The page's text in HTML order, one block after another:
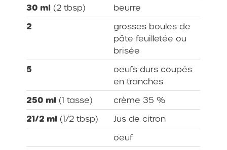
30 ml (2 tbsp)
beurre
2
grosses boules de
pâte feuilletée ou
brisée
5
oeufs durs coupés
en tranches
250 ml (1 tasse)
crème 35 %
21/2 ml (1/2 tbsp)
Jus de citron
oeuf